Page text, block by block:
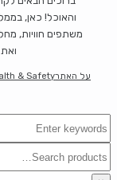
והאוכל! כאן,
משתפים חוויות,
על האתר& Safety
חיפוש
חיפוש